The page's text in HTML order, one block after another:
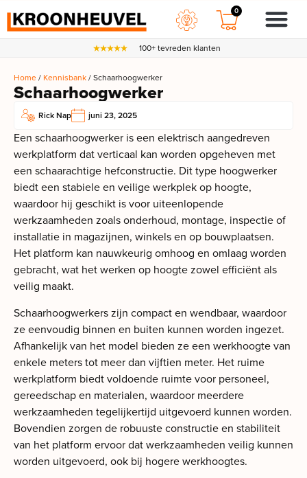
0
100+ tevreden klanten
Home/ Kennisbank/ Schaarhoogwerker
Schaarhoogwerker
Rick Nap juni 23, 2025
Een schaarhoogwerker is een elektrisch aangedreven
werkplatform dat verticaal kan worden opgeheven met
een schaarachtige hefconstructie. Dit type hoogwerker
biedt een stabiele en veilige werkplek op hoogte,
waardoor hij geschikt is voor uiteenlopende
werkzaamheden zoals onderhoud, montage, inspectie of
installatie in magazijnen, winkels en op bouwplaatsen.
Het platform kan nauwkeurig omhoog en omlaag worden
gebracht, wat het werken op hoogte zowel efficiënt als
veilig maakt.
Schaarhoogwerkers zijn compact en wendbaar, waardoor
ze eenvoudig binnen en buiten kunnen worden ingezet.
Afhankelijk van het model bieden ze een werkhoogte van
enkele meters tot meer dan vijftien meter. Het ruime
werkplatform biedt voldoende ruimte voor personeel,
gereedschap en materialen, waardoor meerdere
werkzaamheden tegelijkertijd uitgevoerd kunnen worden.
Bovendien zorgen de robuuste constructie en stabiliteit
van het platform ervoor dat werkzaamheden veilig kunnen
worden uitgevoerd, ook bij hogere werkhoogtes.